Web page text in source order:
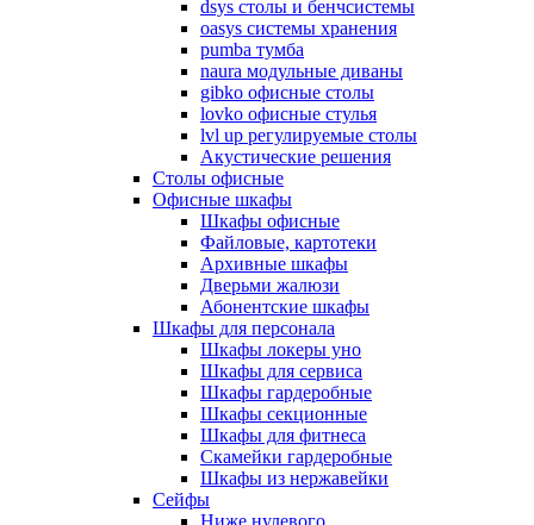
dsys столы и бенчсистемы
oasys системы хранения
pumba тумба
naura модульные диваны
gibko офисные столы
lovko офисные стулья
lvl up регулируемые столы
Акустические решения
Столы офисные
Офисные шкафы
Шкафы офисные
Файловые, картотеки
Архивные шкафы
Дверьми жалюзи
Абонентские шкафы
Шкафы для персонала
Шкафы локеры уно
Шкафы для сервиса
Шкафы гардеробные
Шкафы секционные
Шкафы для фитнеса
Скамейки гардеробные
Шкафы из нержавейки
Сейфы
Ниже нулевого